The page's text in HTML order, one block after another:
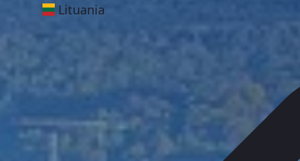
Lituania